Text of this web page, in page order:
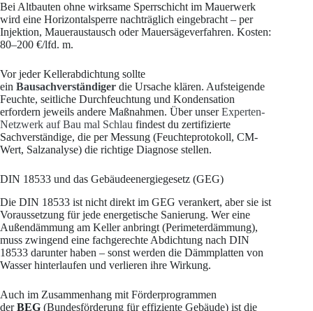
Bei Altbauten ohne wirksame Sperrschicht im Mauerwerk
wird eine Horizontalsperre nachträglich eingebracht – per
Injektion, Maueraustausch oder Mauersägeverfahren. Kosten:
80–200 €/lfd. m.
Vor jeder Kellerabdichtung sollte
ein Bausachverständiger die Ursache klären. Aufsteigende
Feuchte, seitliche Durchfeuchtung und Kondensation
erfordern jeweils andere Maßnahmen. Über unserExperten-
Netzwerk auf Bau mal Schlau findest du zertifizierte
Sachverständige, die per Messung (Feuchteprotokoll, CM-
Wert, Salzanalyse) die richtige Diagnose stellen.
DIN 18533 und das Gebäudeenergiegesetz (GEG)
Die DIN 18533 ist nicht direkt im GEG verankert, aber sie ist
Voraussetzung für jede energetische Sanierung. Wer eine
Außendämmung am Keller anbringt (Perimeterdämmung),
muss zwingend eine fachgerechte Abdichtung nach DIN
18533 darunter haben – sonst werden die Dämmplatten von
Wasser hinterlaufen und verlieren ihre Wirkung.
Auch im Zusammenhang mit Förderprogrammen
derBEG (Bundesförderung für effiziente Gebäude) ist die